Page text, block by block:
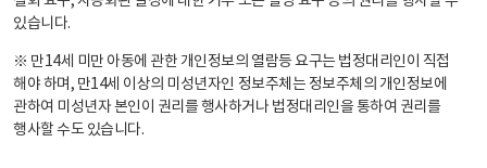
있습니다.
※ 만14세 미만 아동에 관한 개인정보의 열람등 요구는 법정대리인이 직접
해야 하며, 만14세 이상의 미성년자인 정보주체는 정보주체의 개인정보에
관하여 미성년자 본인이 권리를 행사하거나 법정대리인을 통하여 권리를
행사할 수도 있습니다.